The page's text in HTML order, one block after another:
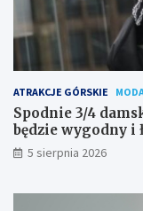
ATRAKCJE GÓRSKIE
Spodnie 3/4
będzie wygodny i
5 sierpnia 2026